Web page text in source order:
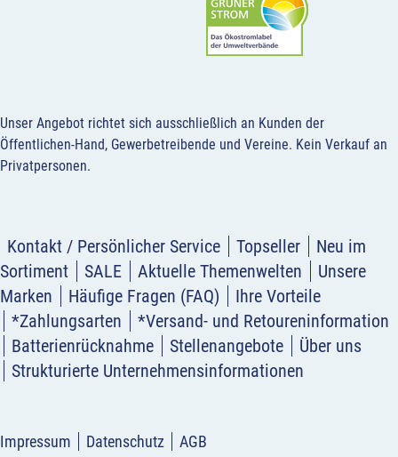
Unser Angebot richtet sich ausschließlich an Kunden der
Öffentlichen-Hand, Gewerbetreibende und Vereine. Kein Verkauf an
Privatpersonen.
Kontakt / Persönlicher Service Topseller
Neu im
Sortiment
SALE Aktuelle Themenwelten
Unsere
Marken
Häufige Fragen (FAQ)
Ihre Vorteile
*Zahlungsarten
*Versand- und Retoureninformation
Batterienrücknahme
Stellenangebote
Über uns
Strukturierte Unternehmensinformationen
Impressum Datenschutz AGB